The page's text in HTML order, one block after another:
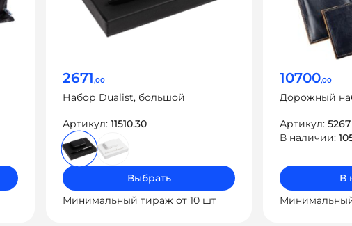
2671,00
Набор Dualist, большой
Артикул: 11510.30
Выбрать
Минимальный тираж от 10 шт
10700,00
Дорожный
Артикул: 5267
В наличии:
В